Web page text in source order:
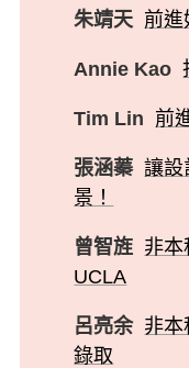
朱靖天 前進
Annie Kao
Tim Lin 前
張涵蓁 讓設
景！
曾智旌 非本
UCLA
呂亮余 非本
錄取